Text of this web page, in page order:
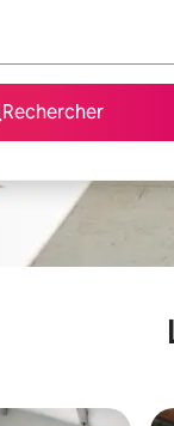
Rechercher